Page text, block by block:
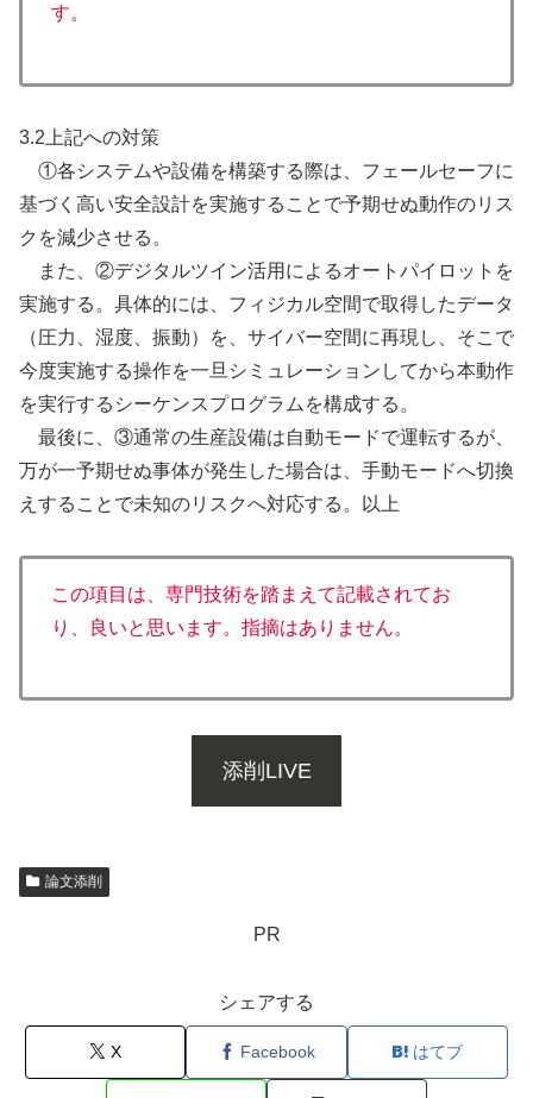
す。
3.2上記への対策
①各システムや設備を構築する際は、フェールセーフに
基づく高い安全設計を実施することで予期せぬ動作のリス
クを減少させる。
また、②デジタルツイン活用によるオートパイロットを
実施する。具体的には、フィジカル空間で取得したデータ
（圧力、湿度、振動）を、サイバー空間に再現し、そこで
今度実施する操作を一旦シミュレーションしてから本動作
を実行するシーケンスプログラムを構成する。
最後に、③通常の生産設備は自動モードで運転するが、
万が一予期せぬ事体が発生した場合は、手動モードへ切換
えすることで未知のリスクへ対応する。以上
この項目は、専門技術を踏まえて記載されてお
り、良いと思います。指摘はありません。
添削LIVE
論文添削
PR
シェアする
X Facebook はてブ